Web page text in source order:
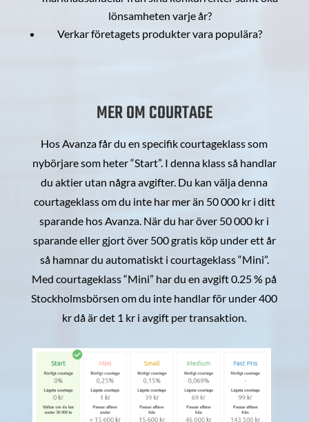
lönsamheten varje år?
Verkar företagets produkter vara populära?
MER OM COURTAGE
Hos Avanza får du en specifik courtageklass som
nybörjare som heter “Start”. I denna klass så handlar
du aktier utan några avgifter. Du kan välja denna
courtageklass om du inte har mer än 50 000 kr i ditt
sparande hos Avanza. När du har över 50 000 kr i
sparande eller gjort över 500 gratis köp under ett år
så hamnar du automatiskt i courtageklass “Mini”.
Med courtageklass “Mini” har du en avgift 0.25 % på
Stockholmsbörsen om du inte handlar för under 400
kr då är det 1 kr i avgift per transaktion.